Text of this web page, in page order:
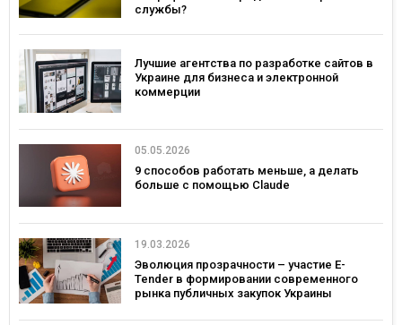
службы?
Лучшие агентства по разработке сайтов в
Украине для бизнеса и электронной
коммерции
05.05.2026
9 способов работать меньше, а делать
больше с помощью Claude
19.03.2026
Эволюция прозрачности – участие E-
Tender в формировании современного
рынка публичных закупок Украины